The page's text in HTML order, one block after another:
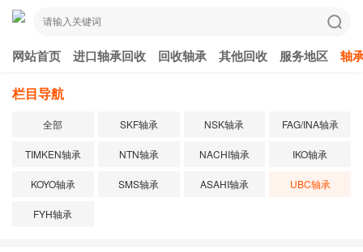
网站首页 进口轴承回收 回收轴承 其他回收 服务地区 轴
栏目导航
全部 SKF轴承 NSK轴承 FAG/INA轴承
TIMKEN轴承 NTN轴承 NACHI轴承 IKO轴承
KOYO轴承 SMS轴承 ASAHI轴承 UBC轴承
FYH轴承